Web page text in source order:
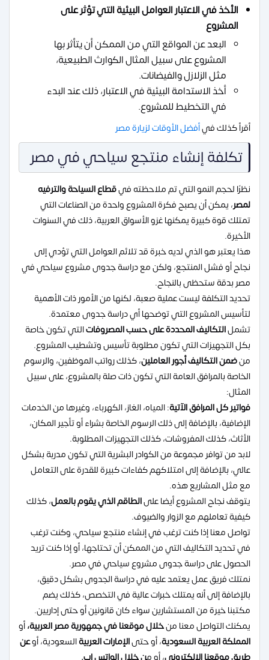
الأخذ في الاعتبار العوامل البيئية التي تؤثر على
المشروع
البعد عن المواقع التي من الممكن أن يتأثر بها
المشروع على سبيل المثال الكوارث الطبيعية،
مثل الزلازل والفيضانات.
أخذ الاستدامة البيئية في الاعتبار، ذلك عند البدء
في التخطيط للمشروع.
أقرأ كذلك فيأفضل الأوقات لزيارة مصر
تكلفة إنشاء منتجع سياحي في مصر
نظرًا لحجم النمو التي تم ملاحظته فيقطاع السياحة والترفيه
لمصر، يمكن أن يصبح فكرة المشروع واحدة من الصناعات التي
تمتلك قوة كبيرة يمكنها غزو الأسواق العربية، ذلك في السنوات
الأخيرة.
هذا يعتبر هو الذي لديه خبرة قد تلائم العوامل التي تؤدي إلى
نجاح أو فشل المنتجع، ولكن مع دراسة جدوى مشروع سياحي في
مصر بدقة ستحظى بالنجاح.
تحديد التكلفة ليست عملية صعبة، لكنها من الأمور ذات الأهمية
لتأسيس المشروع التي توضحها أي دراسة جدوى معتمدة.
تشملالتكاليف المحددة على حسب المصروفاتالتي تكون خاصة
بكل التجهيزات التي تكون مطلوبة تأسيس وتشطيب المشروع.
منضمن التكاليف أجور العاملين، كذلك رواتب الموظفين، والرسوم
الخاصة بالمرافق العامة التي تكون ذات صلة بالمشروع، على سبيل
المثال:
فواتير كل المرافق الآتية: المياه، الغاز، الكهرباء، وغيرها من الخدمات
الإضافية، بالإضافة إلى ذلك الرسوم الخاصة بشراء أو تأجير المكان،
الأثاث، كذلك المفروشات، كذلك التجهيزات المطلوبة.
لابد من توافر مجموعة من الكوادر البشرية التي تكون مدربة بشكل
عالي، بالإضافة إلى امتلاكهم كفاءات كبيرة للقدرة على التعامل
مع مثل المشاريع هذه.
يتوقف نجاح المشروع أيضا علىالطاقم الذي يقوم بالعمل، كذلك
كيفية تعاملهم مع الزوار والضيوف.
تواصل معنا إذا كنت ترغب في إنشاء منتجع سياحي، وكنت ترغب
في تحديد التكاليف التي من الممكن أن تحتاجها، أو إذا كنت تريد
الحصول على دراسة جدوى مشروع سياحي في مصر.
نمتلك فريق عمل يعتمد عليه في دراسة الجدوى بشكل دقيق،
بالإضافة إلى أنه يمتلك خبرات عالية في التخصص، كذلك يضم
مكتبنا خيرة من المستشارين سواء كان قانونين أو حتى إداريين.
يمكنك التواصل معنا منخلال موقعنا في جمهورية مصر العربية،أو
المملكة العربية السعودية، أو حتىالإمارات العربيةالسعودية، أوعن
طريق موقعنا الإلكتروني، أو من خلال الواتس اب.